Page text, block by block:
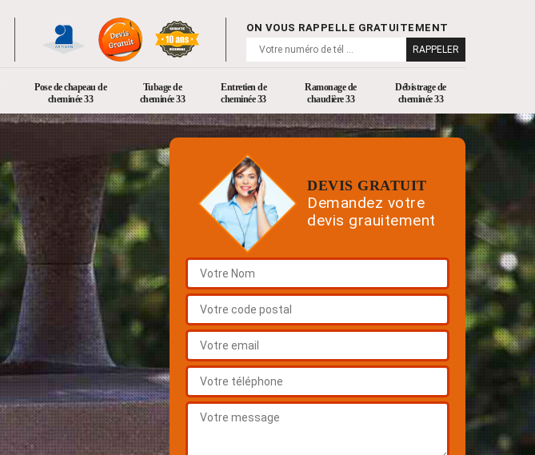
ON VOUS RAPPELLE GRATUITEMENT
Pose de chapeau de
cheminée 33
Tubage de
cheminée 33
Entretien de
cheminée 33
Ramonage de
chaudière 33
Débistrage de
cheminée 33
DEVIS GRATUIT
Demandez votre
devis grauitement